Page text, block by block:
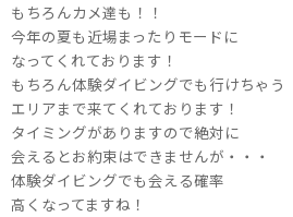
もちろんカメ達も！！
今年の夏も近場まったりモードに
なってくれております！
もちろん体験ダイビングでも行けちゃう
エリアまで来てくれております！
タイミングがありますので絶対に
会えるとお約束はできませんが・・・
体験ダイビングでも会える確率
高くなってますね！